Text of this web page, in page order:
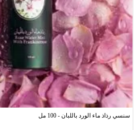
سنسي رذاذ ماء الورد باللبان - 100 مل